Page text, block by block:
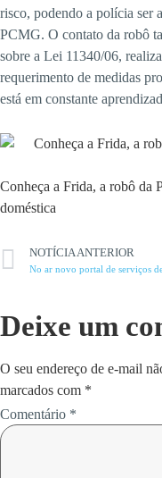
risco, podendo a polícia ser
PCMG. O contato da robô
sobre a Lei 11340/06,
requerimento de medidas
está em constante
Conheça a Frida, a robô da
doméstica
NOTÍCIA ANTERIOR
Deixe um
O seu endereço de e-mail
marcados com *
Comentário *